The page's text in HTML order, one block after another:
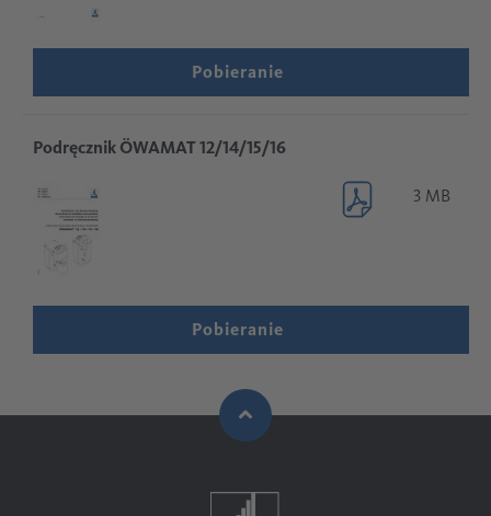
Pobieranie
Podręcznik ÖWAMAT 12/14/15/16
3 MB
Pobieranie